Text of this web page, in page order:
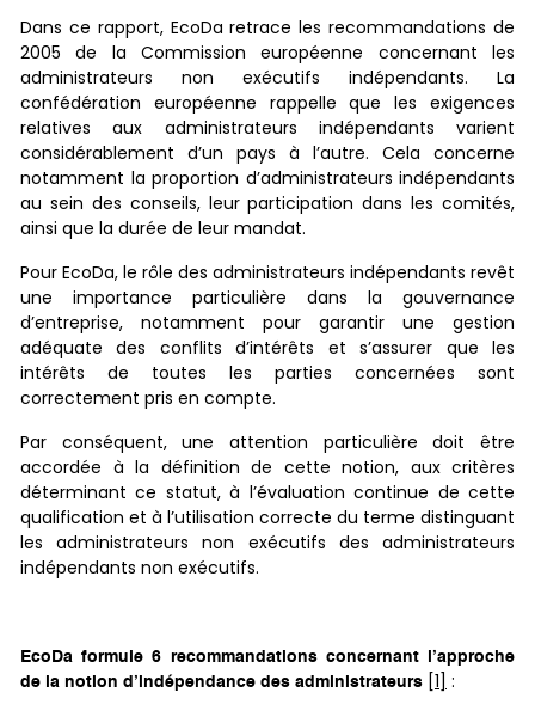
Dans ce rapport, EcoDa retrace les recommandations de
2005 de la Commission européenne concernant les
administrateurs non exécutifs indépendants. La
confédération européenne rappelle que les exigences
relatives aux administrateurs indépendants varient
considérablement d’un pays à l’autre. Cela concerne
notamment la proportion d’administrateurs indépendants
au sein des conseils, leur participation dans les comités,
ainsi que la durée de leur mandat.
Pour EcoDa, le rôle des administrateurs indépendants revêt
une importance particulière dans la gouvernance
d’entreprise, notamment pour garantir une gestion
adéquate des conflits d’intérêts et s’assurer que les
intérêts de toutes les parties concernées sont
correctement pris en compte.
Par conséquent, une attention particulière doit être
accordée à la définition de cette notion, aux critères
déterminant ce statut, à l’évaluation continue de cette
qualification et à l’utilisation correcte du terme distinguant
les administrateurs non exécutifs des administrateurs
indépendants non exécutifs.
EcoDa formule 6 recommandations concernant l’approche
de la notion d’indépendance des administrateurs [1]: